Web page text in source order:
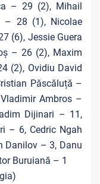
– 29 (2), Mihail
– 28 (1), Nicolae
(6), Jessie Guera
– 26 (2), Maxim
(2), Ovidiu David
Păscăluță –
Ambros –
Dijinari – 11,
– 6, Cedric Ngah
Danilov – 3, Danu
Buruiană – 1